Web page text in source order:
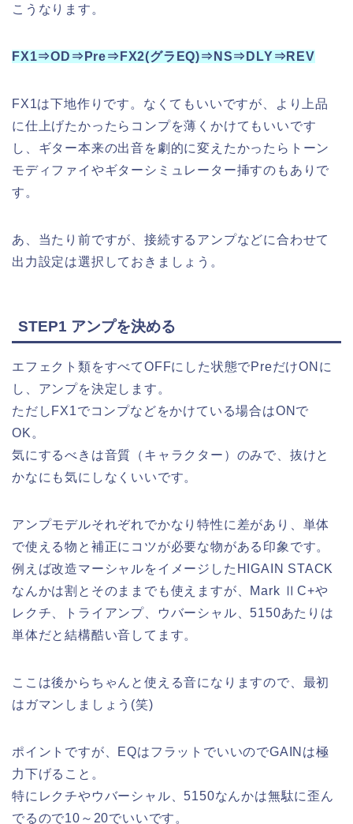
こうなります。
FX1⇒OD⇒Pre⇒FX2(グラEQ)⇒NS⇒DLY⇒REV
FX1は下地作りです。なくてもいいですが、より上品
に仕上げたかったらコンプを薄くかけてもいいです
し、ギター本来の出音を劇的に変えたかったらトーン
モディファイやギターシミュレーター挿すのもありで
す。
あ、当たり前ですが、接続するアンプなどに合わせて
出力設定は選択しておきましょう。
STEP1 アンプを決める
エフェクト類をすべてOFFにした状態でPreだけONに
し、アンプを決定します。
ただしFX1でコンプなどをかけている場合はONで
OK。
気にするべきは音質（キャラクター）のみで、抜けと
かなにも気にしなくいいです。
アンプモデルそれぞれでかなり特性に差があり、単体
で使える物と補正にコツが必要な物がある印象です。
例えば改造マーシャルをイメージしたHIGAIN STACK
なんかは割とそのままでも使えますが、Mark ⅡC+や
レクチ、トライアンプ、ウバーシャル、5150あたりは
単体だと結構酷い音してます。
ここは後からちゃんと使える音になりますので、最初
はガマンしましょう(笑)
ポイントですが、EQはフラットでいいのでGAINは極
力下げること。
特にレクチやウバーシャル、5150なんかは無駄に歪ん
でるので10～20でいいです。